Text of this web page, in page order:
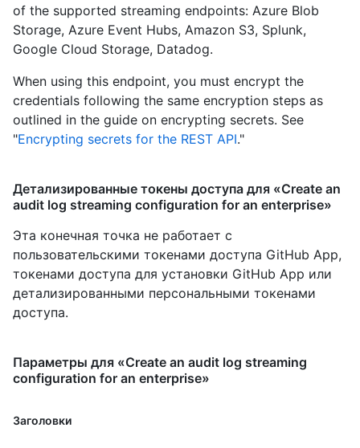
of the supported streaming endpoints: Azure Blob
Storage, Azure Event Hubs, Amazon S3, Splunk,
Google Cloud Storage, Datadog.
When using this endpoint, you must encrypt the
credentials following the same encryption steps as
outlined in the guide on encrypting secrets. See
"Encrypting secrets for the REST API."
Детализированные токены доступа для «Create an
audit log streaming configuration for an enterprise»
Эта конечная точка не работает с
пользовательскими токенами доступа GitHub App,
токенами доступа для установки GitHub App или
детализированными персональными токенами
доступа.
Параметры для «Create an audit log streaming
configuration for an enterprise»
Заголовки